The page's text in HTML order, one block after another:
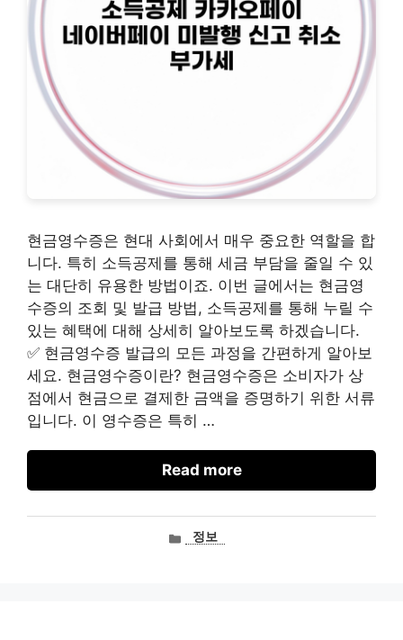
현금영수증은 현대 사회에서 매우 중요한 역할을 합
니다. 특히 소득공제를 통해 세금 부담을 줄일 수 있
는 대단히 유용한 방법이죠. 이번 글에서는 현금영
수증의 조회 및 발급 방법, 소득공제를 통해 누릴 수
있는 혜택에 대해 상세히 알아보도록 하겠습니다.
✅ 현금영수증 발급의 모든 과정을 간편하게 알아보
세요. 현금영수증이란? 현금영수증은 소비자가 상
점에서 현금으로 결제한 금액을 증명하기 위한 서류
입니다. 이 영수증은 특히 …
Read more
카정보